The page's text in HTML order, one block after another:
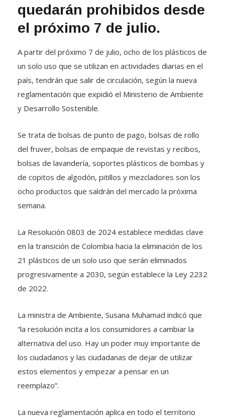
quedarán prohibidos desde
el próximo 7 de julio.
A partir del próximo 7 de julio, ocho de los plásticos de
un solo uso que se utilizan en actividades diarias en el
país, tendrán que salir de circulación, según la nueva
reglamentación que expidió el Ministerio de Ambiente
y Desarrollo Sostenible.
Se trata de bolsas de punto de pago, bolsas de rollo
del fruver, bolsas de empaque de revistas y recibos,
bolsas de lavandería, soportes plásticos de bombas y
de copitos de algodón, pitillos y mezcladores son los
ocho productos que saldrán del mercado la próxima
semana.
La Resolución 0803 de 2024 establece medidas clave
en la transición de Colombia hacia la eliminación de los
21 plásticos de un solo uso que serán eliminados
progresivamente a 2030, según establece la Ley 2232
de 2022.
La ministra de Ambiente, Susana Muhamad indicó que
“la resolución incita a los consumidores a cambiar la
alternativa del uso. Hay un poder muy importante de
los ciudadanos y las ciudadanas de dejar de utilizar
estos elementos y empezar a pensar en un
reemplazo”.
La nueva reglamentación aplica en todo el territorio